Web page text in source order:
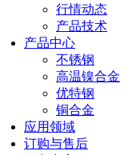
行情动态
产品技术
产品中心
不锈钢
高温镍合金
优特钢
铜合金
应用领域
订购与售后